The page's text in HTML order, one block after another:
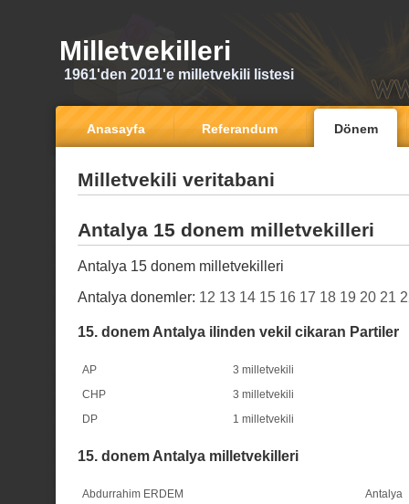
Milletvekilleri
1961'den 2011'e milletvekili listesi
Anasayfa Referandum Dönem
Milletvekili veritabani
Antalya 15 donem milletvekilleri
Antalya 15 donem milletvekilleri
Antalya donemler: 12 13 14 15 16 17 18 19 20 21
15. donem Antalya ilinden vekil cikaran Partiler
AP
3 milletvekili
CHP
3 milletvekili
DP
1 milletvekili
15. donem Antalya milletvekilleri
Abdurrahim ERDEM
Antalya